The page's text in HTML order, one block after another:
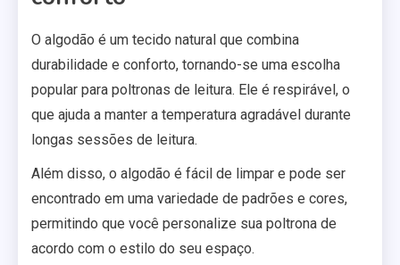
O algodão é um tecido natural que combina
durabilidade e conforto, tornando-se uma escolha
popular para poltronas de leitura. Ele é respirável, o
que ajuda a manter a temperatura agradável durante
longas sessões de leitura.
Além disso, o algodão é fácil de limpar e pode ser
encontrado em uma variedade de padrões e cores,
permitindo que você personalize sua poltrona de
acordo com o estilo do seu espaço.